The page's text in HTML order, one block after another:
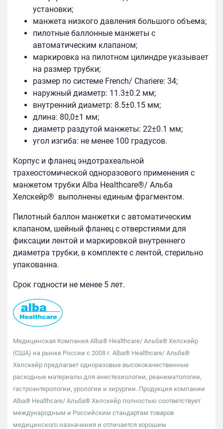
установки;
манжета низкого давления большого объема;
пилотные баллонные манжеты с
автоматическим клапаном;
маркировка на пилотном цилиндре указывает
на размер трубки;
размер по системе French/ Chariere: 34;
наружный диаметр: 11.3±0.2 мм;
внутренний диаметр: 8.5±0.15 мм;
длина: 80,0±1 мм;
диаметр раздутой манжеты: 22±0.1 мм;
угол изгиба: не менее 100 градусов.
Корпус и фланец эндотрахеальной
трахеостомической одноразового применения с
манжетом трубки Alba Healthcare®/ Альба
Хелскейр® выполнены единым фрагментом.
Пилотный баллон манжетки с автоматическим
клапаном, шейный фланец с отверстиями для
фиксации лентой и маркировкой внутреннего
диаметра трубки, в комплекте с лентой, стерильно
упакованна.
Срок годности не менее 5 лет.
Медицинская Компания Alba® Healthcare/ Альба® Хелскейр
(США) на рынке России с 2008 г. Alba® Healthcare/ Альба®
Хелскейр предлагает одноразовые высококачественные
расходные материалы для анестезиологии, реаниматологии,
гастроэнтерологии, урологии и хирургии. Продукция компании
Alba® Healthcare/ Альба® Хелскейр полностью соответствует
международным и Российским стандартам товаров
медицинского назначения и отличается хорошим